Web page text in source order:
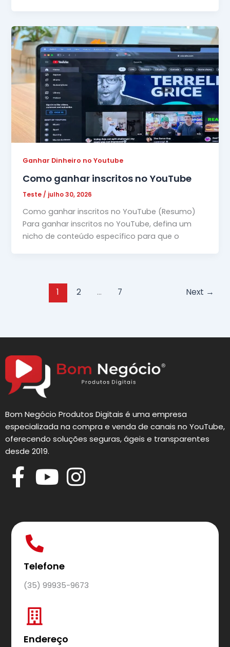
Ganhar Dinheiro no Youtube
Como ganhar inscritos no YouTube
Teste/ julho 30, 2026
Como ganhar inscritos no YouTube (Resumo)
Para ganhar inscritos no YouTube, defina um
nicho de conteúdo específico para que o
1 2 … 7 Next →
Bom Negócio Produtos Digitais é uma empresa
especializada na compra e venda de canais no YouTube,
oferecendo soluções seguras, ágeis e transparentes
desde 2019.
Telefone
(35) 99935-9673
Endereço